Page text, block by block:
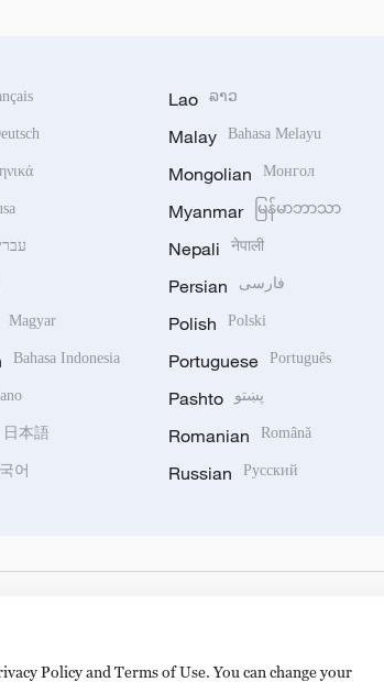
Magyar
Bahasa Indonesia
日本語
어
Lao ລາວ
Malay Bahasa Melayu
Mongolian Монгол
Myanmar မြန်မာဘာသာ
Nepali नेपाली
Persian فارسی
Polish Polski
Portuguese Português
Pashto پښتو
Romanian Română
Russian Русский
Policy and Terms of Use. You can change your